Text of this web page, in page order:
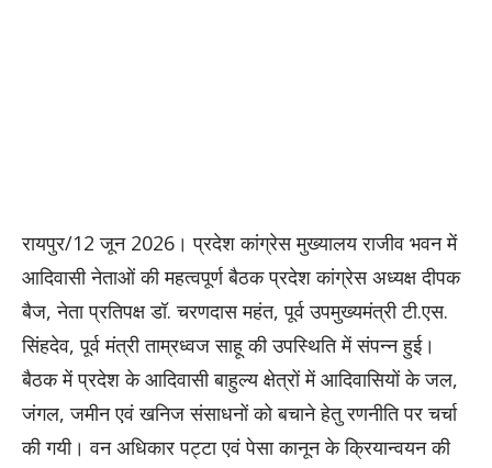
रायपुर/12 जून 2026। प्रदेश कांग्रेस मुख्यालय राजीव भवन में
आदिवासी नेताओं की महत्वपूर्ण बैठक प्रदेश कांग्रेस अध्यक्ष दीपक
बैज, नेता प्रतिपक्ष डॉ. चरणदास महंत, पूर्व उपमुख्यमंत्री टी.एस.
सिंहदेव, पूर्व मंत्री ताम्रध्वज साहू की उपस्थिति में संपन्न हुई।
बैठक में प्रदेश के आदिवासी बाहुल्य क्षेत्रों में आदिवासियों के जल,
जंगल, जमीन एवं खनिज संसाधनों को बचाने हेतु रणनीति पर चर्चा
की गयी। वन अधिकार पट्टा एवं पेसा कानून के क्रियान्वयन की